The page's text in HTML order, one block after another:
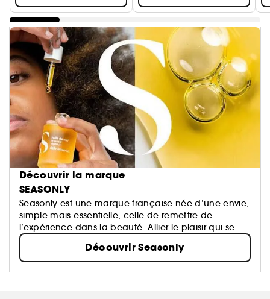
Découvrir la marque
SEASONLY
Seasonly est une marque française née d’une envie,
simple mais essentielle, celle de remettre de
l’expérience dans la beauté. Allier le plaisir qui se
ressent à l'efficacité qui se voit, vraiment.
Découvrir Seasonly